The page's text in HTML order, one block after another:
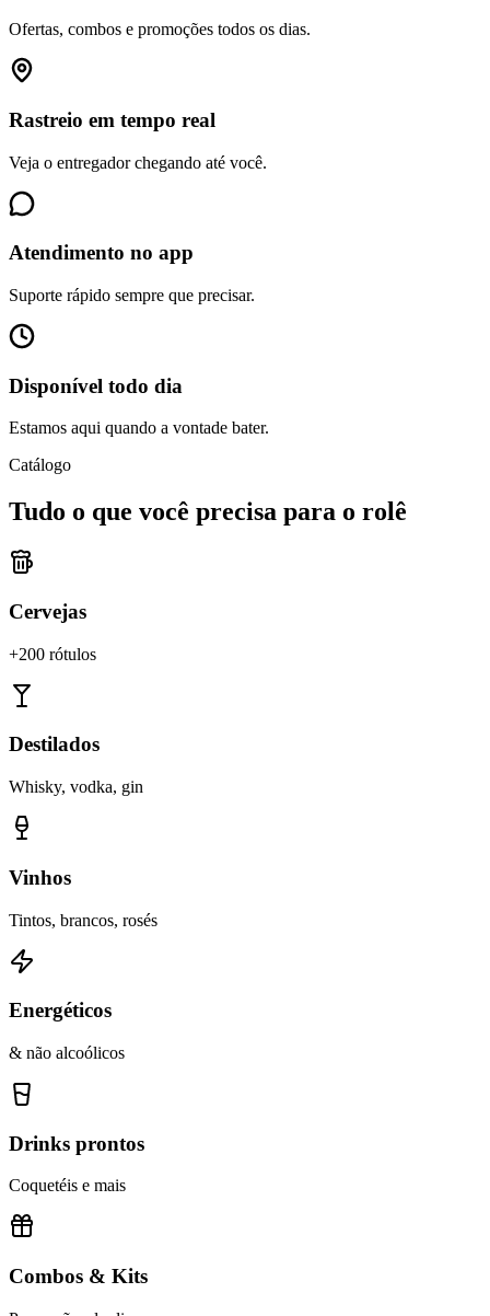
Ofertas, combos e promoções todos os dias.
Rastreio em tempo real
Veja o entregador chegando até você.
Atendimento no app
Suporte rápido sempre que precisar.
Disponível todo dia
Estamos aqui quando a vontade bater.
Catálogo
Tudo o que você precisa para o rolê
Cervejas
+200 rótulos
Destilados
Whisky, vodka, gin
Vinhos
Tintos, brancos, rosés
Energéticos
& não alcoólicos
Drinks prontos
Coquetéis e mais
Combos & Kits